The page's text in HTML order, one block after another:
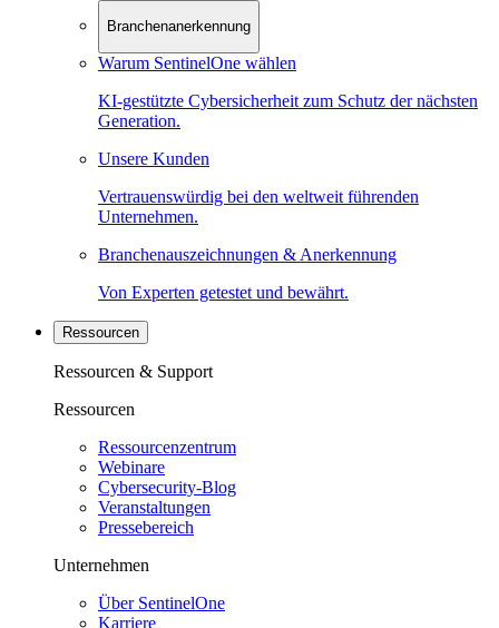
Branchenanerkennung
Warum SentinelOne wählen
KI-gestützte Cybersicherheit zum Schutz der nächsten
Generation.
Unsere Kunden
Vertrauenswürdig bei den weltweit führenden
Unternehmen.
Branchenauszeichnungen & Anerkennung
Von Experten getestet und bewährt.
Ressourcen
Ressourcen & Support
Ressourcen
Ressourcenzentrum
Webinare
Cybersecurity-Blog
Veranstaltungen
Pressebereich
Unternehmen
Über SentinelOne
Karriere